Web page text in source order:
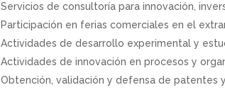
Servicios de consultoría para innovación,
Participación en ferias comerciales en el
Actividades de desarrollo experimental y
Actividades de innovación en procesos y
Obtención, validación y defensa de patentes